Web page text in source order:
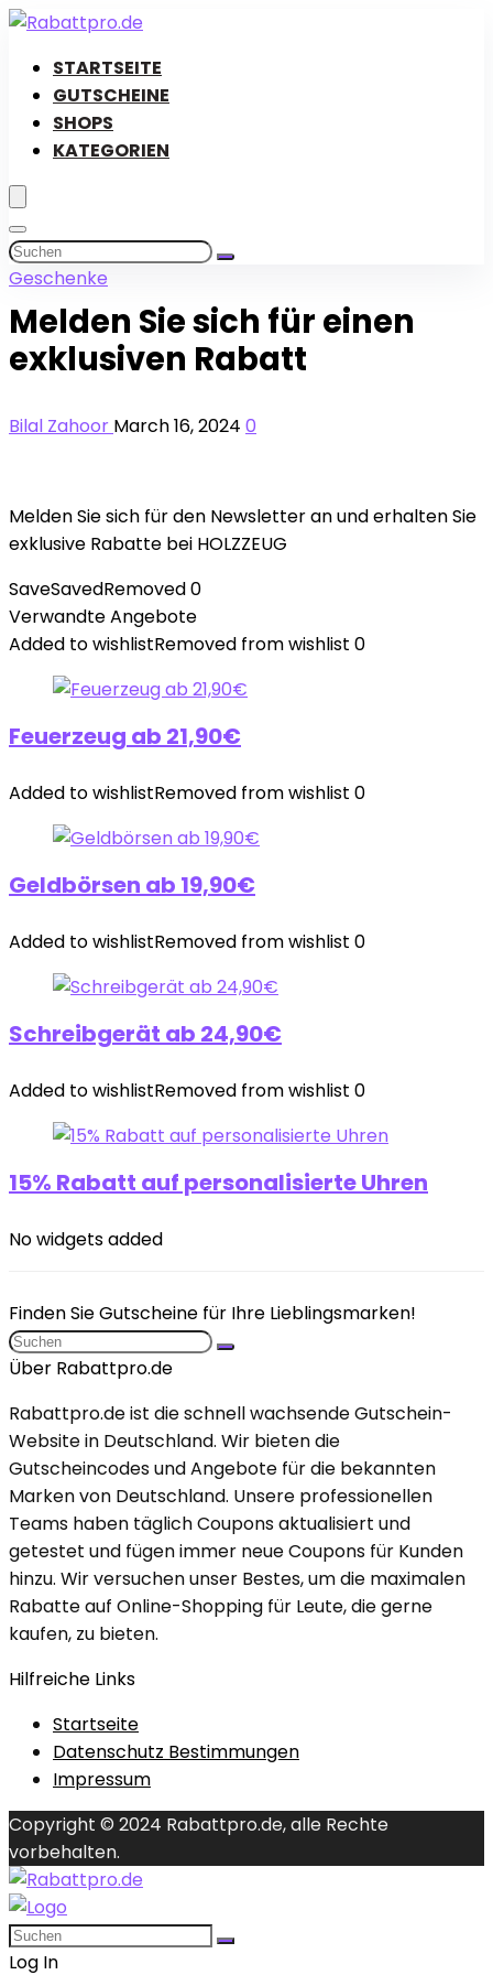
STARTSEITE
GUTSCHEINE
SHOPS
KATEGORIEN
Geschenke
Melden Sie sich für einen
exklusiven Rabatt
Bilal Zahoor March 16, 2024 0
Melden Sie sich für den Newsletter an und erhalten Sie
exklusive Rabatte bei HOLZZEUG
SaveSavedRemoved0
Verwandte Angebote
Added to wishlistRemoved from wishlist 0
Feuerzeug ab 21,90€
Added to wishlistRemoved from wishlist 0
Geldbörsen ab 19,90€
Added to wishlistRemoved from wishlist 0
Schreibgerät ab 24,90€
Added to wishlistRemoved from wishlist 0
15% Rabatt auf personalisierte Uhren
No widgets added
Finden Sie Gutscheine für Ihre Lieblingsmarken!
Über Rabattpro.de
Rabattpro.de ist die schnell wachsende Gutschein-
Website in Deutschland. Wir bieten die
Gutscheincodes und Angebote für die bekannten
Marken von Deutschland. Unsere professionellen
Teams haben täglich Coupons aktualisiert und
getestet und fügen immer neue Coupons für Kunden
hinzu. Wir versuchen unser Bestes, um die maximalen
Rabatte auf Online-Shopping für Leute, die gerne
kaufen, zu bieten.
Hilfreiche Links
Startseite
Datenschutz Bestimmungen
Impressum
Copyright © 2024 Rabattpro.de, alle Rechte
vorbehalten.
Log In